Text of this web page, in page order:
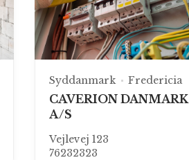
Syddanmark Fredericia
CAVERION DANMARK
A/S
Vejlevej 123
76232323